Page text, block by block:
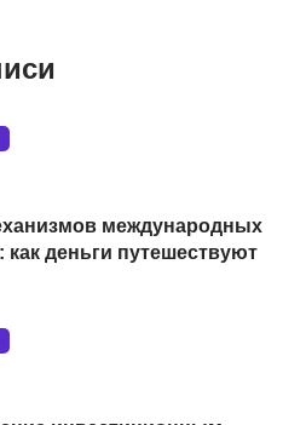
международных
деньги путешествуют